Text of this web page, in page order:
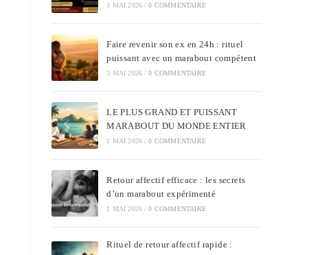
3 MAI 2026 / 0 COMMENTAIRE
Faire revenir son ex en 24h : rituel
puissant avec un marabout compétent
3 MAI 2026 / 0 COMMENTAIRE
LE PLUS GRAND ET PUISSANT
MARABOUT DU MONDE ENTIER
1 MAI 2026 / 0 COMMENTAIRE
Retour affectif efficace : les secrets
d’un marabout expérimenté
1 MAI 2026 / 0 COMMENTAIRE
Rituel de retour affectif rapide :